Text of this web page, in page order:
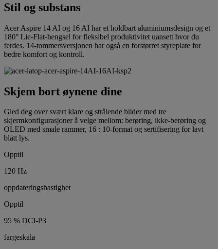
Stil og substans
Acer Aspire 14 AI og 16 AI har et holdbart aluminiumsdesign og et
180° Lie-Flat-hengsel for fleksibel produktivitet uansett hvor du
ferdes. 14-tommersversjonen har også en forstørret styreplate for
bedre komfort og kontroll.
Skjem bort øynene dine
Gled deg over svært klare og strålende bilder med tre
skjermkonfigurasjoner å velge mellom: berøring, ikke-berøring og
OLED med smale rammer, 16 : 10-format og sertifisering for lavt
blått lys.
Opptil
120 Hz
oppdateringshastighet
Opptil
95 % DCI-P3
fargeskala